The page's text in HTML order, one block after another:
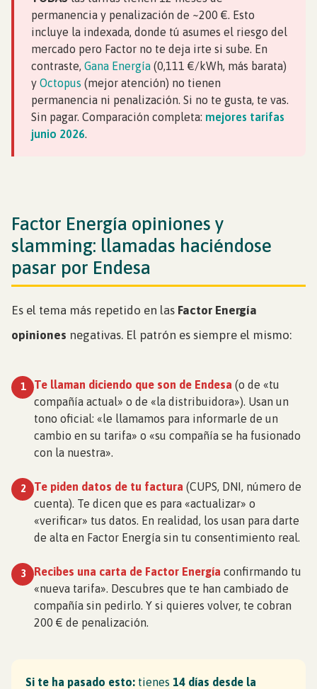
permanencia y penalización de ~200 €. Esto
incluye la indexada, donde tú asumes el riesgo del
mercado pero Factor no te deja irte si sube. En
contraste, Gana Energía (0,111 €/kWh, más barata)
y Octopus (mejor atención) no tienen
permanencia ni penalización. Si no te gusta, te vas.
Sin pagar. Comparación completa: mejores tarifas
junio 2026.
Factor Energía opiniones y
slamming: llamadas haciéndose
pasar por Endesa
Es el tema más repetido en las Factor Energía
opiniones negativas. El patrón es siempre el mismo:
1 Te llaman diciendo que son de Endesa (o de «tu
compañía actual» o de «la distribuidora»). Usan un
tono oficial: «le llamamos para informarle de un
cambio en su tarifa» o «su compañía se ha fusionado
con la nuestra».
2 Te piden datos de tu factura (CUPS, DNI, número de
cuenta). Te dicen que es para «actualizar» o
«verificar» tus datos. En realidad, los usan para darte
de alta en Factor Energía sin tu consentimiento real.
3 Recibes una carta de Factor Energía confirmando tu
«nueva tarifa». Descubres que te han cambiado de
compañía sin pedirlo. Y si quieres volver, te cobran
200 € de penalización.
Si te ha pasado esto: tienes 14 días desde la